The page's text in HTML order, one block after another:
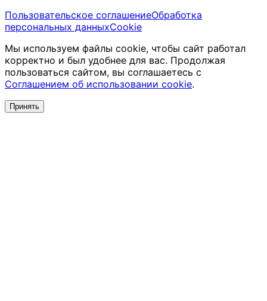
Пользовательское соглашениеОбработка
персональных данныхCookie
Мы используем файлы cookie, чтобы сайт работал
корректно и был удобнее для вас. Продолжая
пользоваться сайтом, вы соглашаетесь с
Соглашением об использовании cookie.
Принять